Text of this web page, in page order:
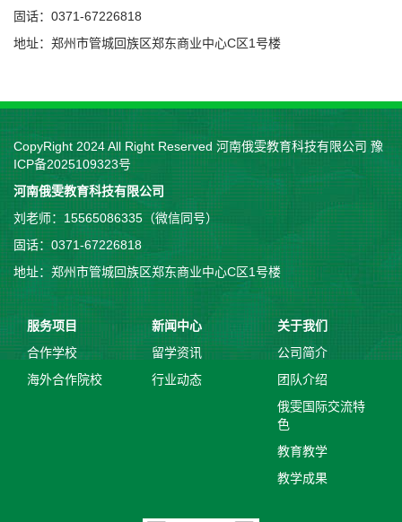
固话：0371-67226818
地址：郑州市管城回族区郑东商业中心C区1号楼
CopyRight 2024 All Right Reserved 河南俄雯教育科技有限公司豫
ICP备2025109323号
河南俄雯教育科技有限公司
刘老师：15565086335（微信同号）
固话：0371-67226818
地址：郑州市管城回族区郑东商业中心C区1号楼
服务项目
合作学校
海外合作院校
新闻中心
留学资讯
行业动态
关于我们
公司简介
团队介绍
俄雯国际交流特
色
教育教学
教学成果